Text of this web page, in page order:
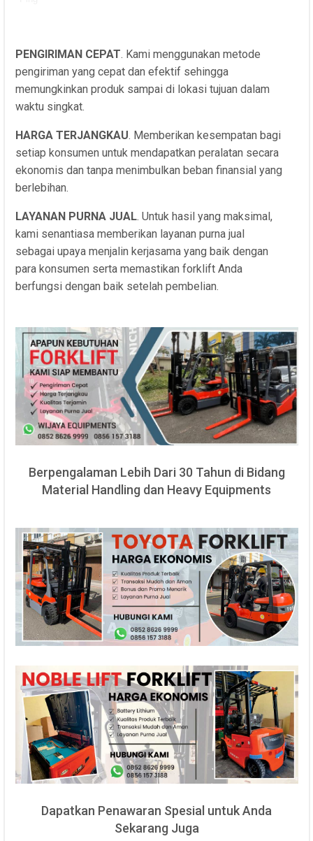
PENGIRIMAN CEPAT. Kami menggunakan metode
pengiriman yang cepat dan efektif sehingga
memungkinkan produk sampai di lokasi tujuan dalam
waktu singkat.
HARGA TERJANGKAU. Memberikan kesempatan bagi
setiap konsumen untuk mendapatkan peralatan secara
ekonomis dan tanpa menimbulkan beban finansial yang
berlebihan.
LAYANAN PURNA JUAL. Untuk hasil yang maksimal,
kami senantiasa memberikan layanan purna jual
sebagai upaya menjalin kerjasama yang baik dengan
para konsumen serta memastikan forklift Anda
berfungsi dengan baik setelah pembelian.
Berpengalaman Lebih Dari 30 Tahun di Bidang
Material Handling dan Heavy Equipments
Dapatkan Penawaran Spesial untuk Anda
Sekarang Juga